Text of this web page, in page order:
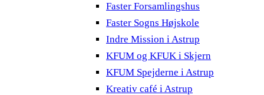
Faster Forsamlingshus
Faster Sogns Højskole
Indre Mission i Astrup
KFUM og KFUK i Skjern
KFUM Spejderne i Astrup
Kreativ café i Astrup